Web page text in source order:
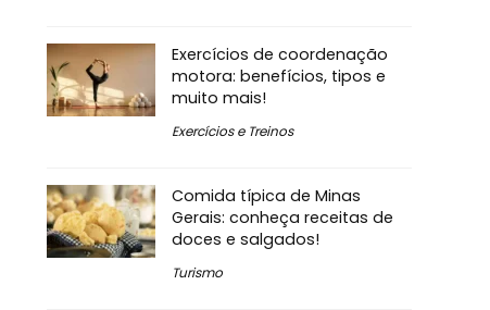
Exercícios de coordenação
motora: benefícios, tipos e
muito mais!
Exercícios e Treinos
Comida típica de Minas
Gerais: conheça receitas de
doces e salgados!
Turismo